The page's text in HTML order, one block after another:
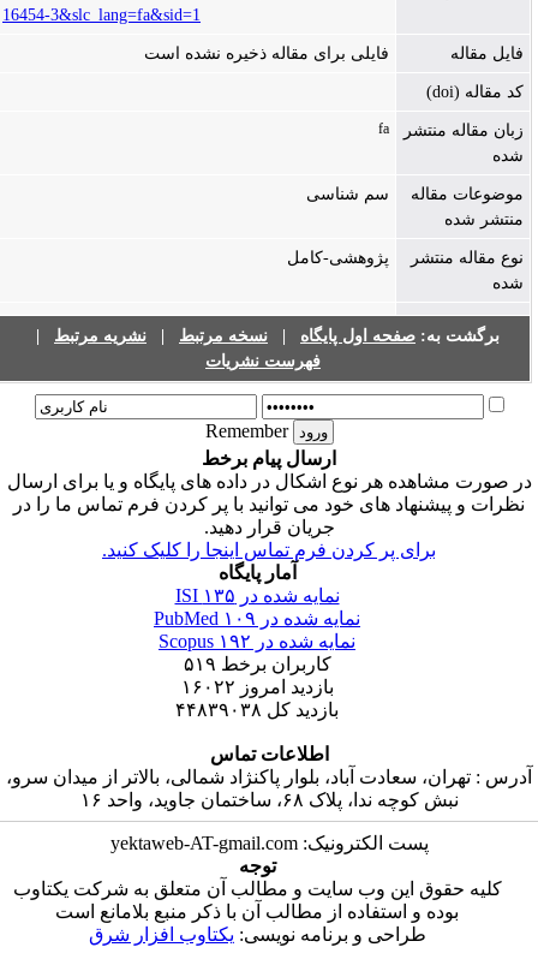
16454-3&slc_lang=fa&sid=1
فایل مقاله فایلی برای مقاله ذخیره نشده است
کد مقاله (doi)
زبان مقاله منتشر
شده
موضوعات مقاله
منتشر شده
سم شناسی
نوع مقاله منتشر
شده
پژوهشی-کامل
برگشت به:صفحه اول پایگاه| نسخه مرتبط| نشریه مرتبط|
فهرست نشریات
Remember
ارسال پیام برخط
صورت مشاهده هر نوع اشکال در داده های پایگاه و یا برای ارسال
نظرات و پیشنهاد های خود می توانید با پر کردن فرم تماس ما را در
جریان قرار دهید.
برای پر کردن فرم تماس اینجا را کلیک کنید.
آمار پایگاه
نمایه شده در ISI۱۳۵
نمایه شده در PubMed۱۰۹
نمایه شده در Scopus۱۹۲
کاربران برخط۵۱۹
بازدید امروز۱۶۰۲۲
بازدید کل ۴۴۸۳۹۰۳۸
اطلاعات تماس
: تهران، سعادت آباد، بلوار پاکنژاد شمالی، بالاتر از میدان سرو،
نبش کوچه ندا، پلاک ۶۸، ساختمان جاوید، واحد ۱۶
پست الکترونیک: yektaweb-AT-gmail.com
توجه
کلیه حقوق این وب سایت و مطالب آن متعلق به شرکت یکتاوب
بوده و استفاده از مطالب آن با ذکر منبع بلامانع است
طراحی و برنامه نویسی:یکتاوب افزار شرق